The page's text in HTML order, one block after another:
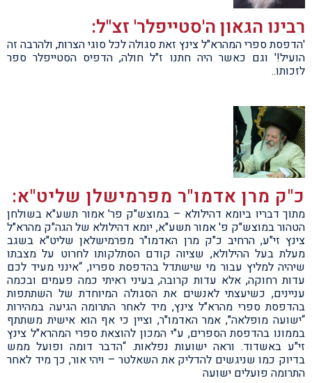
רבינו הגאון ה'סטייפלר' זצ"ל:
'הדפסת ספרי המהרא"ל צינץ זאת סגולה לכל סוגי הצרות, ולהרבה זה
הועיל!' וגם כאשר היה חתנו ז"ל חולה, הדפיס הסטייפלר ספר
לזכותו..
כ"ק מרן אדמו"ר מפרמישלן שליט"א:
מתוך דבריו ביומא דהילולא – במוצש"ק פר' אמור תשע"א בשולחן
הטהור במוצש"ק פ' אמור תשע"א, יומא דהילולא של הגה"ק מהרא"ל
צינץ זי"ע, הרחיב כ"ק מרן האדמו"ר מפרמישלאן שליט"א בשגב
מעלת בעל ההילולא, שציוה קודם הסתלקותו לחרוט על מצבתו
שיהיה למליץ עבור מי שישתדל בהדפסת ספריו, “אינני מעיד לכם
עדות רחוקה, אלא עדות קרובה, בעיני ראיתי כמה פעמים ובכמה
עניינים, כשיעצתי לאנשים את הסגולה המיוחדת של השתתפות
בהדפסת ספרי מהרא"ל צינץ, מיד לאחר התרומה הגיעה במהירות
“ישועה מופלאה", אמר האדמו"ר, וציין כי אף הוא אישית משתתף
בממונו בהדפסת הספרים, ע"י המכון להוצאת ספרי המהרא"ל צינץ
זי"ע באשדוד. וראה ישועות נפלאות. “הדבר דומה ופועל ממש
בדיוק כמו שניגשים להדליק את השאלטר – ויהי אור, כך מיד לאחר
התרומה פועלים ישועה